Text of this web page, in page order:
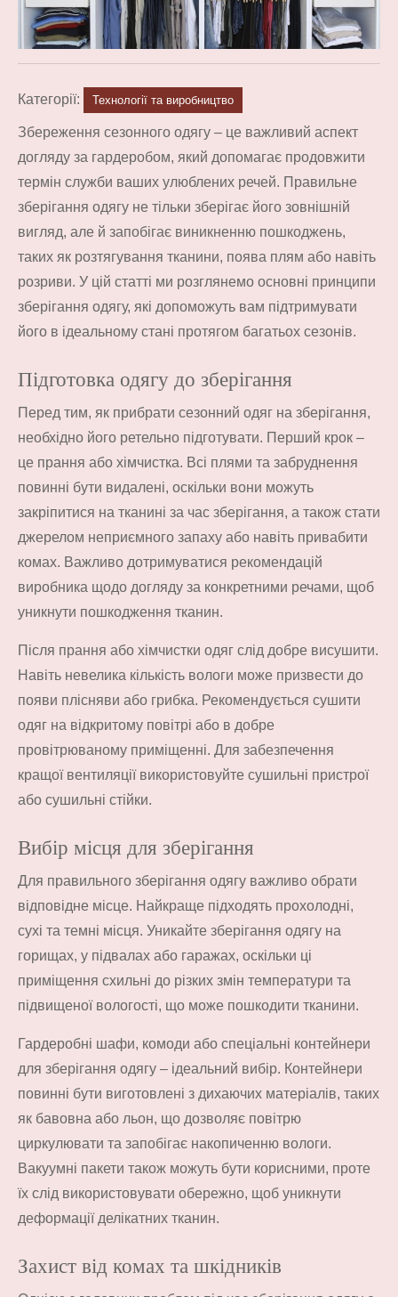
Категорії: Технології та виробництво
Збереження сезонного одягу – це важливий аспект
догляду за гардеробом, який допомагає продовжити
термін служби ваших улюблених речей. Правильне
зберігання одягу не тільки зберігає його зовнішній
вигляд, але й запобігає виникненню пошкоджень,
таких як розтягування тканини, поява плям або навіть
розриви. У цій статті ми розглянемо основні принципи
зберігання одягу, які допоможуть вам підтримувати
його в ідеальному стані протягом багатьох сезонів.
Підготовка одягу до зберігання
Перед тим, як прибрати сезонний одяг на зберігання,
необхідно його ретельно підготувати. Перший крок –
це прання або хімчистка. Всі плями та забруднення
повинні бути видалені, оскільки вони можуть
закріпитися на тканині за час зберігання, а також стати
джерелом неприємного запаху або навіть привабити
комах. Важливо дотримуватися рекомендацій
виробника щодо догляду за конкретними речами, щоб
уникнути пошкодження тканин.
Після прання або хімчистки одяг слід добре висушити.
Навіть невелика кількість вологи може призвести до
появи плісняви або грибка. Рекомендується сушити
одяг на відкритому повітрі або в добре
провітрюваному приміщенні. Для забезпечення
кращої вентиляції використовуйте сушильні пристрої
або сушильні стійки.
Вибір місця для зберігання
Для правильного зберігання одягу важливо обрати
відповідне місце. Найкраще підходять прохолодні,
сухі та темні місця. Уникайте зберігання одягу на
горищах, у підвалах або гаражах, оскільки ці
приміщення схильні до різких змін температури та
підвищеної вологості, що може пошкодити тканини.
Гардеробні шафи, комоди або спеціальні контейнери
для зберігання одягу – ідеальний вибір. Контейнери
повинні бути виготовлені з дихаючих матеріалів, таких
як бавовна або льон, що дозволяє повітрю
циркулювати та запобігає накопиченню вологи.
Вакуумні пакети також можуть бути корисними, проте
їх слід використовувати обережно, щоб уникнути
деформації делікатних тканин.
Захист від комах та шкідників